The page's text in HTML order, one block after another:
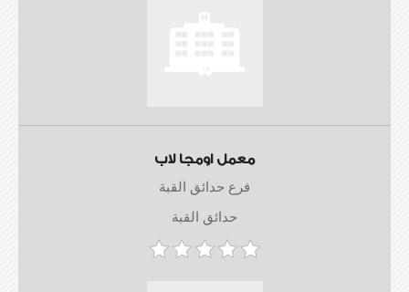
معمل اومجا لاب
فرع حدائق القبة
حدائق القبة